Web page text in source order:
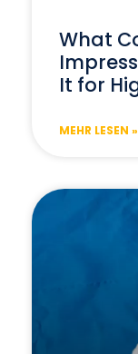
What
It for
MEHR LESEN »